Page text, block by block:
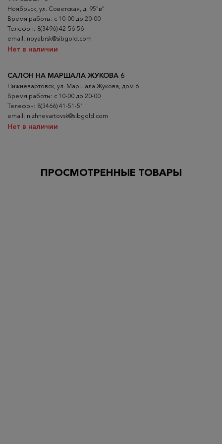
Ноябрьск, ул. Советская, д. 95"в"
Время работы: с 10-00 до 20-00
Телефон: 8(3496) 42-56-56
email: noyabrsk@sibgold.com
Нет в наличии
САЛОН НА МАРШАЛА ЖУКОВА 6
Нижневартовск, ул. Маршала Жукова, дом 6
Время работы: с 10-00 до 20-00
Телефон: 8(3466) 41-51-51
email: nizhnevartovsk@sibgold.com
Нет в наличии
ПРОСМОТРЕННЫЕ ТОВАРЫ